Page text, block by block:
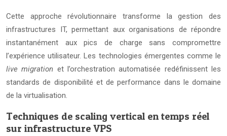
Cette approche révolutionnaire transforme la gestion des
infrastructures IT, permettant aux organisations de répondre
instantanément aux pics de charge sans compromettre
l’expérience utilisateur. Les technologies émergentes comme le
live migration et l’orchestration automatisée redéfinissent les
standards de disponibilité et de performance dans le domaine
de la virtualisation.
Techniques de scaling vertical en temps réel
sur infrastructure VPS